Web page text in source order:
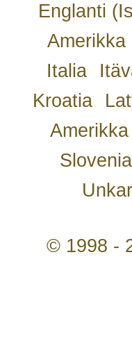
Englanti
Amerikka
Italia
Kroatia
Amerikka
Slovenia
© 1998 -